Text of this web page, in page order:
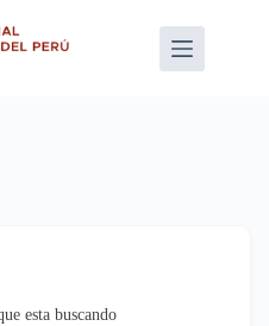
esta buscando